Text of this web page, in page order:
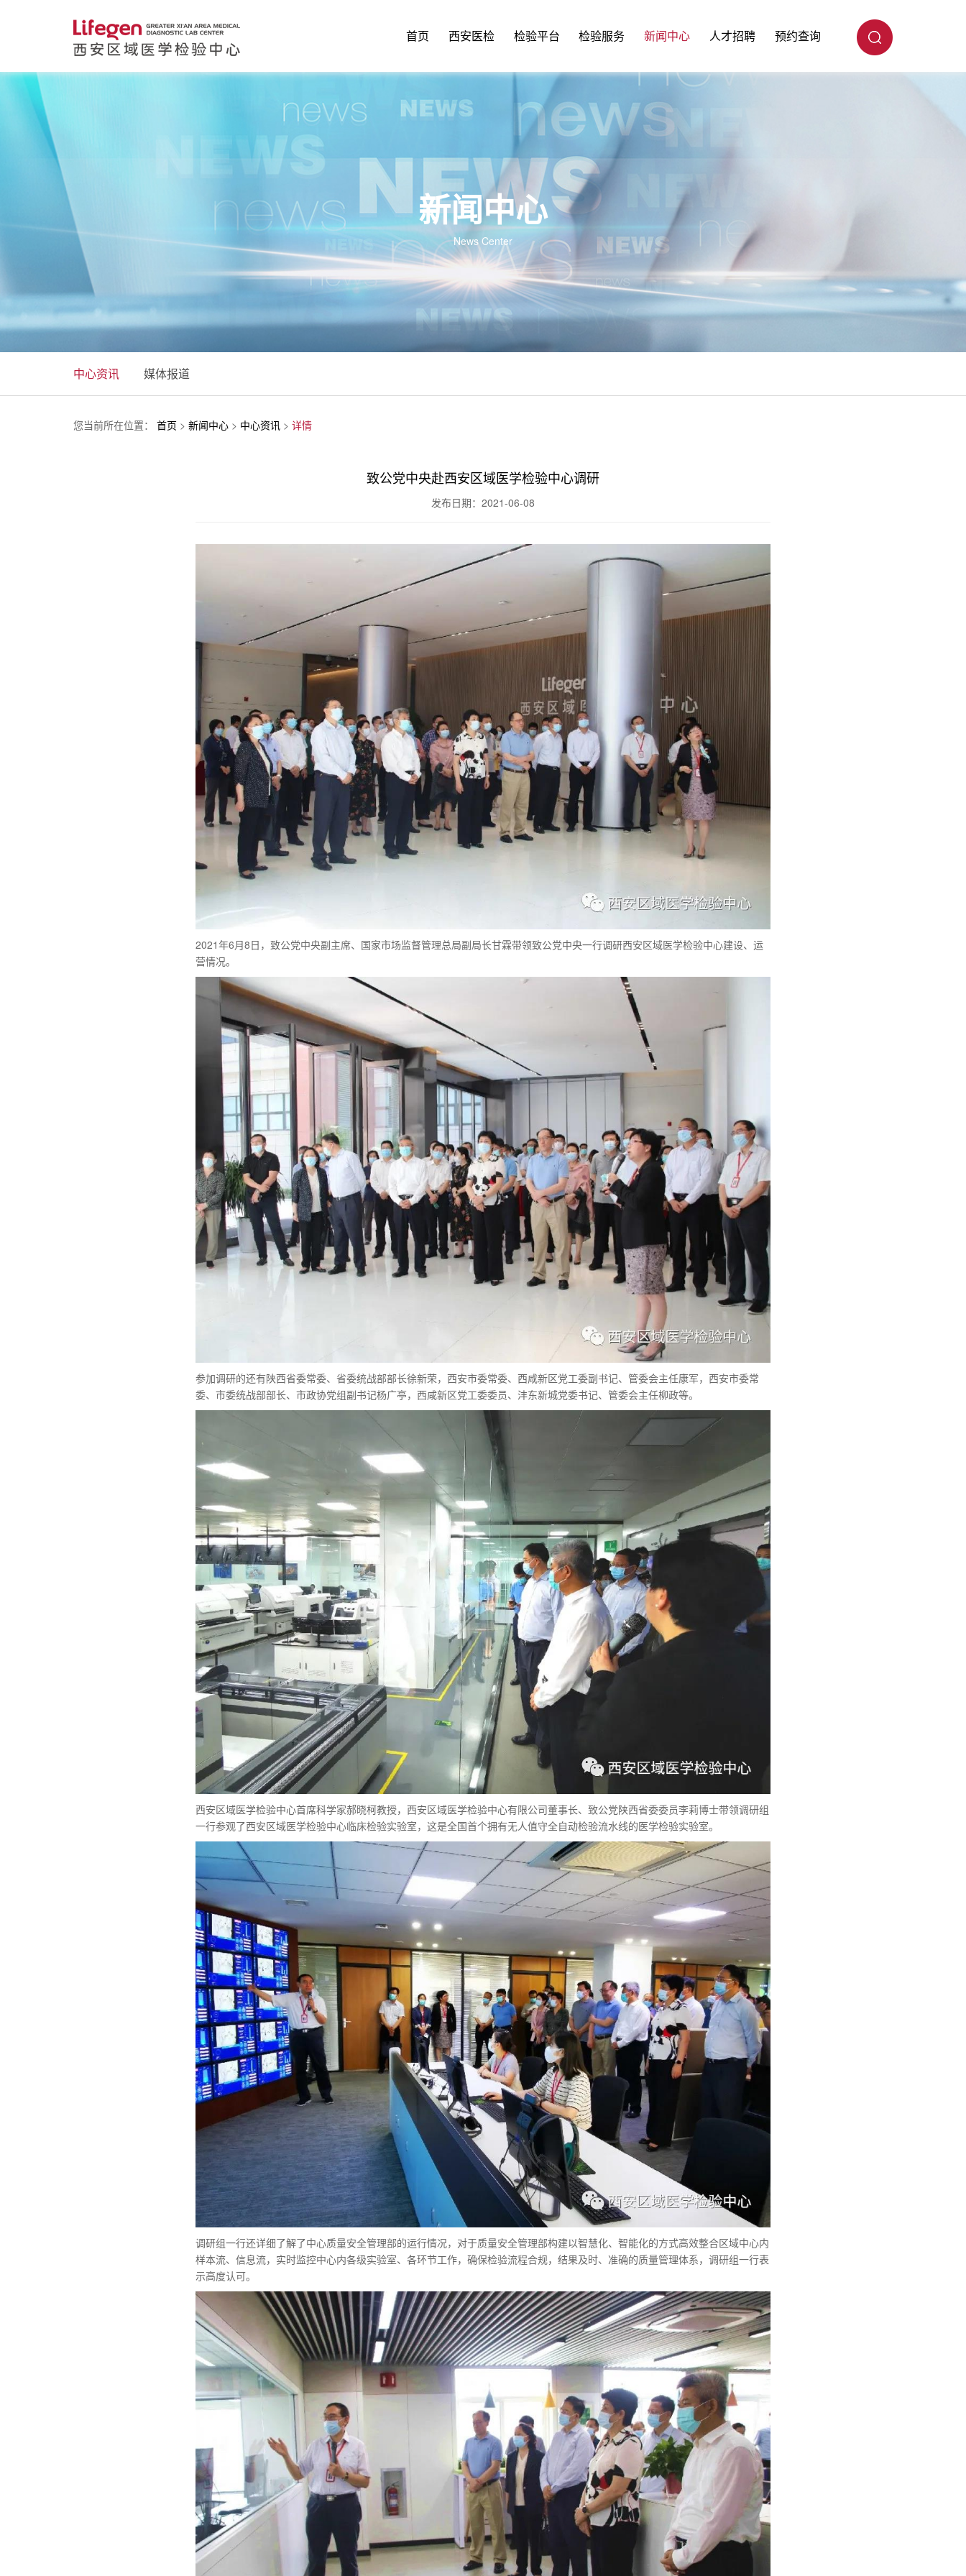
首页 西安医检 检验平台 检验服务 新闻中心 人才招聘 预约查询
新闻中心
News Center
中心资讯 媒体报道
您当前所在位置： 首页 > 新闻中心 > 中心资讯 > 详情
致公党中央赴西安区域医学检验中心调研
发布日期：2021-06-08
2021年6月8日，致公党中央副主席、国家市场监督管理总局副局长甘霖带领致公党中央一行调研西安区域医学检验中心建设、运
营情况。
参加调研的还有陕西省委常委、省委统战部部长徐新荣，西安市委常委、西咸新区党工委副书记、管委会主任康军，西安市委常
委、市委统战部部长、市政协党组副书记杨广亭，西咸新区党工委委员、沣东新城党委书记、管委会主任柳政等。
西安区域医学检验中心首席科学家郝晓柯教授，西安区域医学检验中心有限公司董事长、致公党陕西省委委员李莉博士带领调研组
一行参观了西安区域医学检验中心临床检验实验室，这是全国首个拥有无人值守全自动检验流水线的医学检验实验室。
调研组一行还详细了解了中心质量安全管理部的运行情况，对于质量安全管理部构建以智慧化、智能化的方式高效整合区域中心内
样本流、信息流，实时监控中心内各级实验室、各环节工作，确保检验流程合规，结果及时、准确的质量管理体系，调研组一行表
示高度认可。